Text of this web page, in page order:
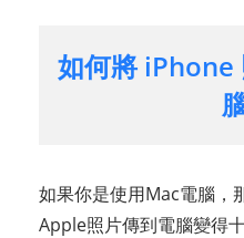
如何將 iPhone
如果你是使用Mac電腦，
Apple照片傳到電腦變得十